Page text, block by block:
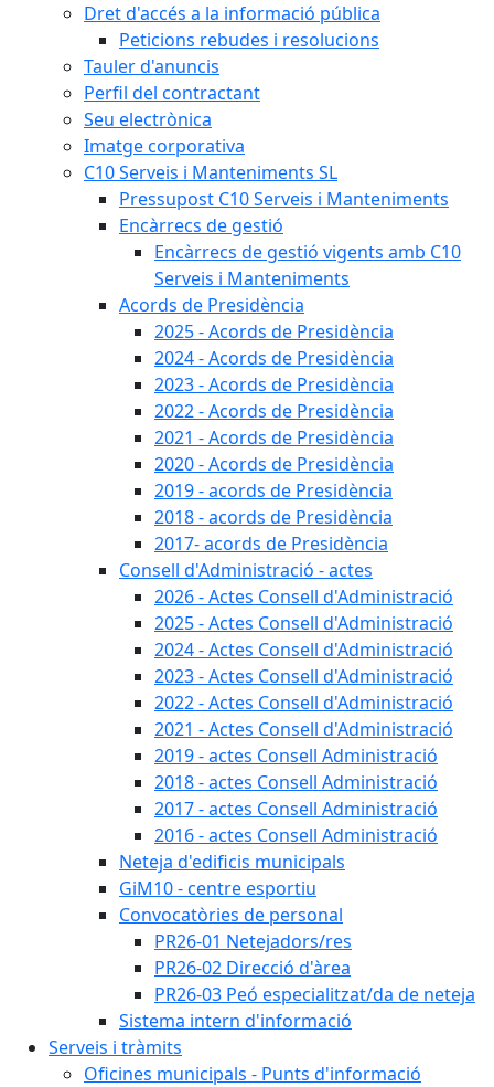
Dret d'accés a la informació pública
Peticions rebudes i resolucions
Tauler d'anuncis
Perfil del contractant
Seu electrònica
Imatge corporativa
C10 Serveis i Manteniments SL
Pressupost C10 Serveis i Manteniments
Encàrrecs de gestió
Encàrrecs de gestió vigents amb C10
Serveis i Manteniments
Acords de Presidència
2025 - Acords de Presidència
2024 - Acords de Presidència
2023 - Acords de Presidència
2022 - Acords de Presidència
2021 - Acords de Presidència
2020 - Acords de Presidència
2019 - acords de Presidència
2018 - acords de Presidència
2017- acords de Presidència
Consell d'Administració - actes
2026 - Actes Consell d'Administració
2025 - Actes Consell d'Administració
2024 - Actes Consell d'Administració
2023 - Actes Consell d'Administració
2022 - Actes Consell d'Administració
2021 - Actes Consell d'Administració
2019 - actes Consell Administració
2018 - actes Consell Administració
2017 - actes Consell Administració
2016 - actes Consell Administració
Neteja d'edificis municipals
GiM10 - centre esportiu
Convocatòries de personal
PR26-01 Netejadors/res
PR26-02 Direcció d'àrea
PR26-03 Peó especialitzat/da de neteja
Sistema intern d'informació
Serveis i tràmits
Oficines municipals - Punts d'informació